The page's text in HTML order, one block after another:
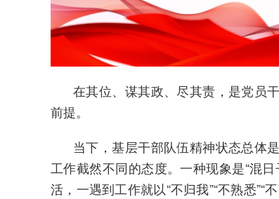
在其位、谋其政、尽其责，是党员
前提。
当下，基层干部队伍精神状态总体
工作截然不同的态度。一种现象是“混
活，一遇到工作就以“不归我”“不熟悉”“